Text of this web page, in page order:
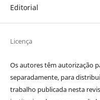
Editorial
Licença
Os autores têm autorização
separadamente, para
trabalho publicada nesta